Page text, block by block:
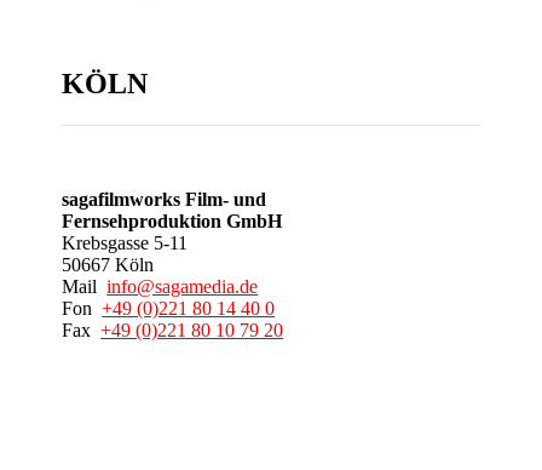
KÖLN
sagafilmworks Film- und
Fernsehproduktion GmbH
Krebsgasse 5-11
50667 Köln
Mailinfo@sagamedia.de
Fon+49 (0)221 80 14 40 0
Fax+49 (0)221 80 10 79 20